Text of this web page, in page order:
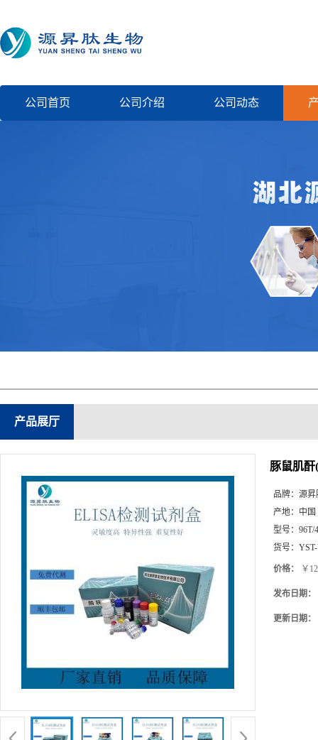
公司首页 公司介绍 公司动态
产品展厅
豚鼠肌
品牌： 源昇
产地： 中国
型号： 96T/
货号：
价格： ￥
发布日期：
更新日期：